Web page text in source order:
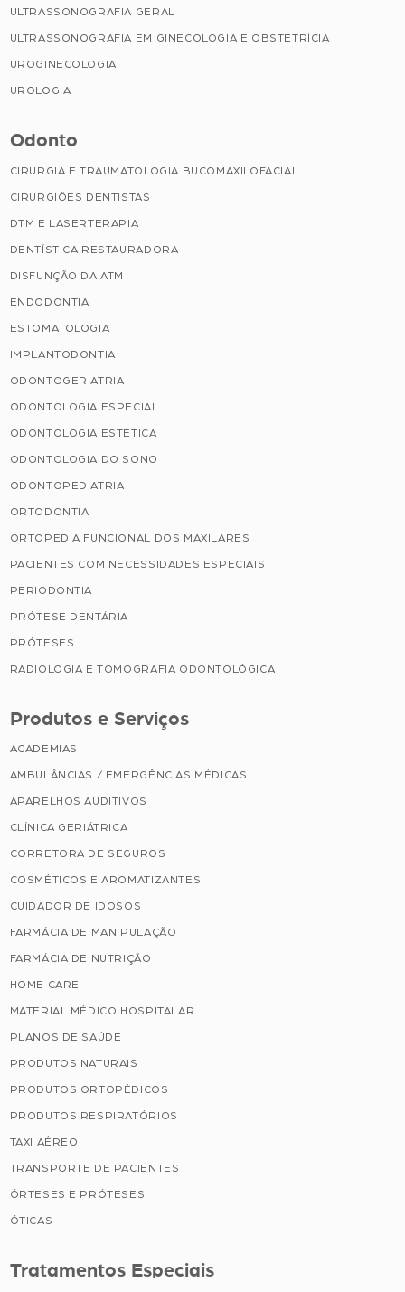
ULTRASSONOGRAFIA GERAL
ULTRASSONOGRAFIA EM GINECOLOGIA E OBSTETRÍCIA
UROGINECOLOGIA
UROLOGIA
Odonto
CIRURGIA E TRAUMATOLOGIA BUCOMAXILOFACIAL
CIRURGIÕES DENTISTAS
DTM E LASERTERAPIA
DENTÍSTICA RESTAURADORA
DISFUNÇÃO DA ATM
ENDODONTIA
ESTOMATOLOGIA
IMPLANTODONTIA
ODONTOGERIATRIA
ODONTOLOGIA ESPECIAL
ODONTOLOGIA ESTÉTICA
ODONTOLOGIA DO SONO
ODONTOPEDIATRIA
ORTODONTIA
ORTOPEDIA FUNCIONAL DOS MAXILARES
PACIENTES COM NECESSIDADES ESPECIAIS
PERIODONTIA
PRÓTESE DENTÁRIA
PRÓTESES
RADIOLOGIA E TOMOGRAFIA ODONTOLÓGICA
Produtos e Serviços
ACADEMIAS
AMBULÂNCIAS / EMERGÊNCIAS MÉDICAS
APARELHOS AUDITIVOS
CLÍNICA GERIÁTRICA
CORRETORA DE SEGUROS
COSMÉTICOS E AROMATIZANTES
CUIDADOR DE IDOSOS
FARMÁCIA DE MANIPULAÇÃO
FARMÁCIA DE NUTRIÇÃO
HOME CARE
MATERIAL MÉDICO HOSPITALAR
PLANOS DE SAÚDE
PRODUTOS NATURAIS
PRODUTOS ORTOPÉDICOS
PRODUTOS RESPIRATÓRIOS
TAXI AÉREO
TRANSPORTE DE PACIENTES
ÓRTESES E PRÓTESES
ÓTICAS
Tratamentos Especiais